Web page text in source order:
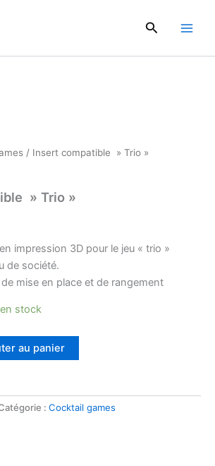
Rechercher
/ Insert compatible » Trio »
» Trio »
impression 3D pour le jeu « trio »
de société.
mise en place et de rangement
stock
au panier
: Cocktail games